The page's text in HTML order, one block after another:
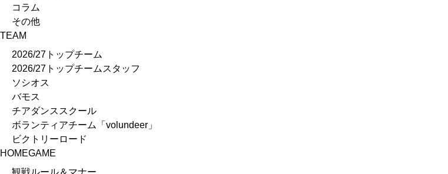
ホームゲーム運営管理規定
Jリーグ運営管理規定
写真・動画使用ガイドライン
ロートフィールド奈良
SCHEDULE
2026/27
練習見学時のファンサービスについて
TICKET
奈良クラブ明治安田J3リーグ2026/27シーズン試合観戦チケット
奈良クラブ明治安田Ｊ3リーグ 2026/27シーズン「鹿パス」
観戦ルール＆マナー
FANCOMMUNITY
コラム
その他
TEAM
2026/27トップチーム
2026/27トップチームスタッフ
ソシオス
バモス
チアダンススクール
ボランティアチーム「volundeer」
ビクトリーロード
HOMEGAME
観戦ルール＆マナー